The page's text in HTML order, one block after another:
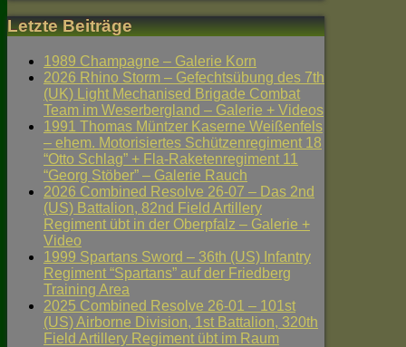
Letzte Beiträge
1989 Champagne – Galerie Korn
2026 Rhino Storm – Gefechtsübung des 7th
(UK) Light Mechanised Brigade Combat
Team im Weserbergland – Galerie + Videos
1991 Thomas Müntzer Kaserne Weißenfels
– ehem. Motorisiertes Schützenregiment 18
“Otto Schlag” + Fla-Raketenregiment 11
“Georg Stöber” – Galerie Rauch
2026 Combined Resolve 26-07 – Das 2nd
(US) Battalion, 82nd Field Artillery
Regiment übt in der Oberpfalz – Galerie +
Video
1999 Spartans Sword – 36th (US) Infantry
Regiment “Spartans” auf der Friedberg
Training Area
2025 Combined Resolve 26-01 – 101st
(US) Airborne Division, 1st Battalion, 320th
Field Artillery Regiment übt im Raum